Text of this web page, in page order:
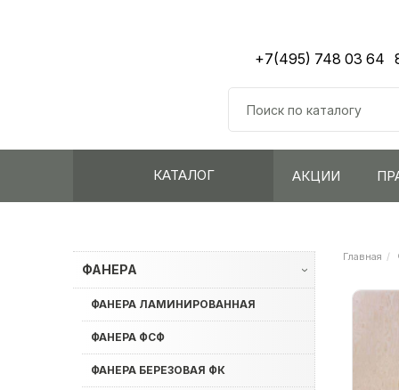
+7(495) 748 03 64
КАТАЛОГ АКЦИИ
ФАНЕРА ›
ФАНЕРА ЛАМИНИРОВАННАЯ
ФАНЕРА ФСФ
ФАНЕРА БЕРЕЗОВАЯ ФК
Главная